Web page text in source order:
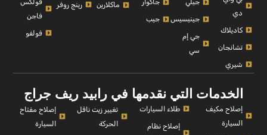
دي
كاديلاك
تشانجان
شيري
جيلي
جينيسيس
جي إم
سي
جاكوار
جيب
ماكلارين رينج روفر
فاجن
فولفو
الخدمات التي نقدمها في رابيد ريف جراج
إصلاح مكيف
السيارة
طلاء السيارات
إصلاح نظام
تغيير زيت ناقل
الحركة
إصلاح مفتاح
السيارة